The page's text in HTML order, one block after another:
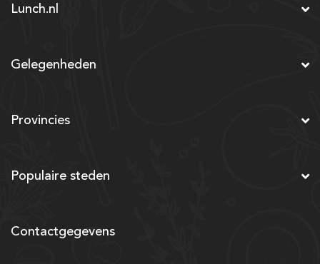
Lunch.nl
Gelegenheden
Provincies
Populaire steden
Contactgegevens